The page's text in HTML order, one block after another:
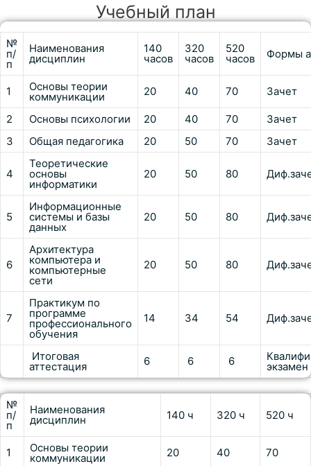
Учебный план
№
п/
п
Наименования
дисциплин
140
часов
320
часов
520
часов Формы
1 Основы теории
коммуникации 20 40 70 Зачет
2 Основы психологии 20 40 70
Зачет
3
Общая педагогика 20 50 70 Зачет
4
Теоретические
основы
информатики
20 50 80
5
Информационные
системы и базы
данных
20 50 80
6
Архитектура
компьютера и
компьютерные
сети
20 50 80
7
Практикум по
программе
профессионального
обучения
14 34 54
Итоговая
аттестация 6 6 6 экзамен
№
п/
п
Наименования
дисциплин 140 ч 320 ч 520 ч
1 Основы теории
коммуникации 20 40 70